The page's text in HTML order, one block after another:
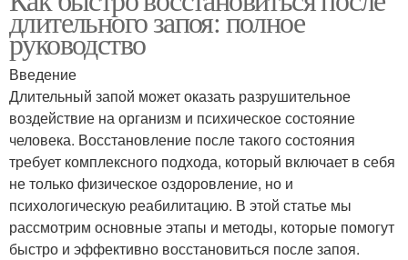
длительного запоя: полное
руководство
Введение
Длительный запой может оказать разрушительное
воздействие на организм и психическое состояние
человека. Восстановление после такого состояния
требует комплексного подхода, который включает в себя
не только физическое оздоровление, но и
психологическую реабилитацию. В этой статье мы
рассмотрим основные этапы и методы, которые помогут
быстро и эффективно восстановиться после запоя.